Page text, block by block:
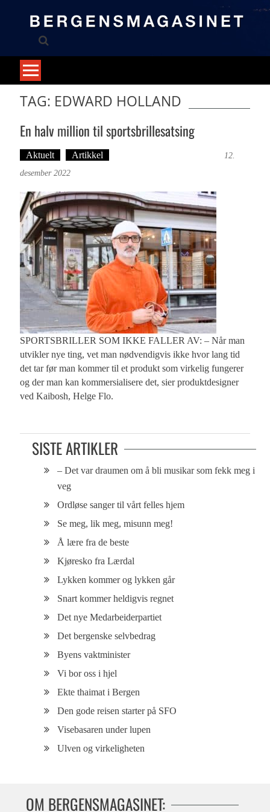
TAG: EDWARD HOLLAND
En halv million til sportsbrillesatsing
Aktuelt Artikkel
12.
desember 2022
SPORTSBRILLER SOM IKKE FALLER AV: – Når man
utvikler nye ting, vet man nødvendigvis ikke hvor lang tid
det tar før man kommer til et produkt som virkelig fungerer
og der man kan kommersialisere det, sier produktdesigner
ved Kaibosh, Helge Flo.
SISTE ARTIKLER
– Det var draumen om å bli musikar som fekk meg i
veg
Ordløse sanger til vårt felles hjem
Se meg, lik meg, misunn meg!
Å lære fra de beste
Kjøresko fra Lærdal
Lykken kommer og lykken går
Snart kommer heldigvis regnet
Det nye Medarbeiderpartiet
Det bergenske selvbedrag
Byens vaktminister
Vi bor oss i hjel
Ekte thaimat i Bergen
Den gode reisen starter på SFO
Visebasaren under lupen
Ulven og virkeligheten
OM BERGENSMAGASINET: